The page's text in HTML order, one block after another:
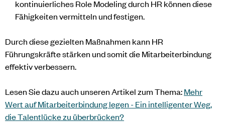
kontinuierliches Role Modeling durch HR können diese
Fähigkeiten vermitteln und festigen.
Durch diese gezielten Maßnahmen kann HR
Führungskräfte stärken und somit die Mitarbeiterbindung
effektiv verbessern.
Lesen Sie dazu auch unseren Artikel zum Thema:Mehr
Wert auf Mitarbeiterbindung legen - Ein intelligenter Weg,
die Talentlücke zu überbrücken?